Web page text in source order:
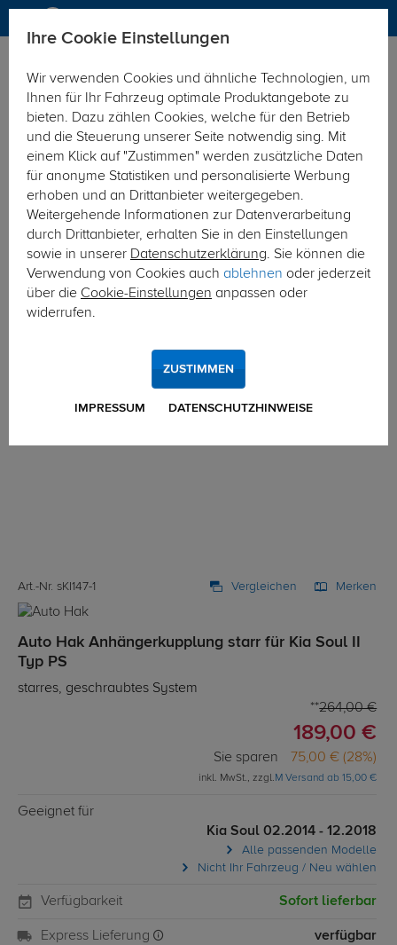
Hier geht's zur Fahrzeugübersicht: Kia Soul
Art.-Nr. sKI147-1 Vergleichen Merken
Auto Hak Anhängerkupplung starr für Kia Soul II
Typ PS
starres, geschraubtes System
264,00 €
189,00 €
Sie sparen 75,00 € (28%)
inkl. MwSt., zzgl.M Versand ab 15,00 €
Geeignet für
Kia Soul 02.2014 - 12.2018
Alle passenden Modelle
Nicht Ihr Fahrzeug / Neu wählen
Verfügbarkeit Sofort lieferbar
Express Lieferung verfügbar
Ihre Cookie Einstellungen
Wir verwenden Cookies und ähnliche Technologien, um
Ihnen für Ihr Fahrzeug optimale Produktangebote zu
bieten. Dazu zählen Cookies, welche für den Betrieb
und die Steuerung unserer Seite notwendig sing. Mit
einem Klick auf "Zustimmen" werden zusätzliche Daten
für anonyme Statistiken und personalisierte Werbung
erhoben und an Drittanbieter weitergegeben.
Weitergehende Informationen zur Datenverarbeitung
durch Drittanbieter, erhalten Sie in den Einstellungen
sowie in unserer Datenschutzerklärung. Sie können die
Verwendung von Cookies auch ablehnen oder jederzeit
über die Cookie-Einstellungen anpassen oder
widerrufen.
IMPRESSUM DATENSCHUTZHINWEISE
ZUSTIMMEN